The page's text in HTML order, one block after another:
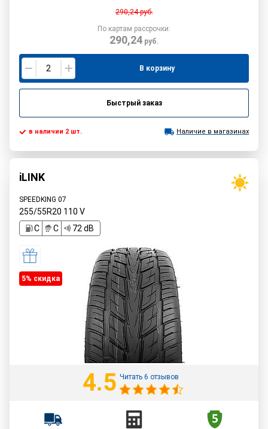
290,24руб.
По картам рассрочки:
290,24руб.
В корзину
Быстрый заказ
в наличии 2 шт. Наличие в магазинах
iLINK
SPEEDKING 07
255/55R20 110 V
C
C 72 dB
5% cкидка
4.5 Читать 6 отзывов